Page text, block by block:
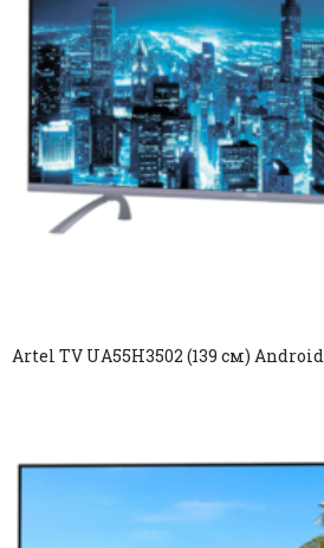
Artel TV UA55H3502 (139 см) Android